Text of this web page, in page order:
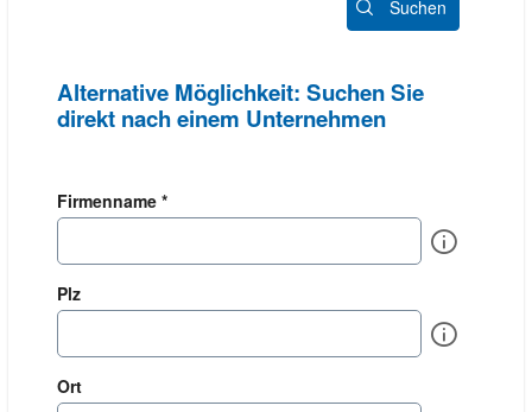
Suchen
Alternative Möglichkeit: Suchen Sie
direkt nach einem Unternehmen
Firmenname *
Info
Plz
Info
Ort